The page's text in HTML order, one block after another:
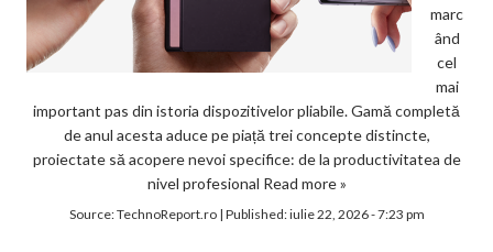
marc
ând
cel
mai
important pas din istoria dispozitivelor pliabile. Gamă completă
de anul acesta aduce pe piață trei concepte distincte,
proiectate să acopere nevoi specifice: de la productivitatea de
nivel profesional Read more »
Source:TechnoReport.ro| Published:iulie 22, 2026 - 7:23 pm